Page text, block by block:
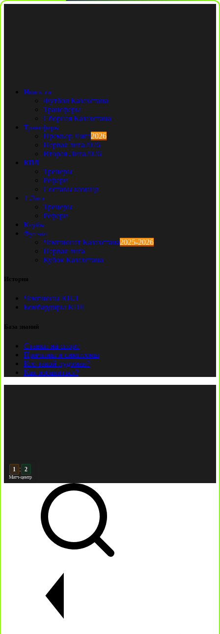
Новости
Футбол Казахстана
Трансферы
Сборная Казахстана
Трансферы
Премьер Лига2026
Первая лига2026
Вторая Лига2026
КПЛ
Тренеры
Рефери
Составы команд
1 Лига
Тренеры
Рефери
Клубы
Футзал
Чемпионат Казахстана2025-2026
Первая лига
Кубок Казахстана
История
Чемпионы КПЛ
Бомбардиры КПЛ
База знаний
Ставки на спорт
Причины и симптомы
Кто такой лудоман?
Как избавиться?
2 : 2
Матч-центр